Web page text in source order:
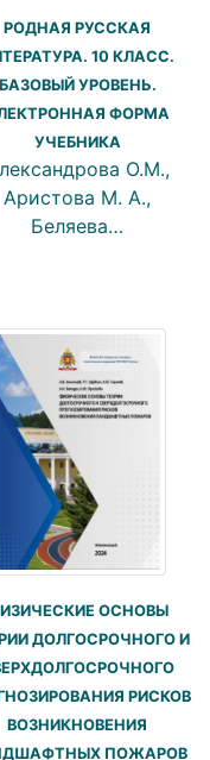
РОДНАЯ РУССКАЯ
10 КЛАСС.
БАЗОВЫЙ УРОВЕНЬ.
ФОРМА
УЧЕБНИКА
О.М.,
Аристова М. А.,
Беляева…
ОСНОВЫ
ДОЛГОСРОЧНОГО И
РИСКОВ
ВОЗНИКНОВЕНИЯ
ПОЖАРОВ